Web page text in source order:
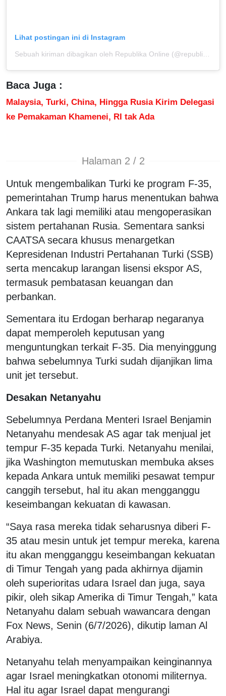
Lihat postingan ini di Instagram
Baca Juga :
Malaysia, Turki, China, Hingga Rusia Kirim Delegasi
ke Pemakaman Khamenei, RI tak Ada
Halaman 2 / 2
Untuk mengembalikan Turki ke program F-35,
pemerintahan Trump harus menentukan bahwa
Ankara tak lagi memiliki atau mengoperasikan
sistem pertahanan Rusia. Sementara sanksi
CAATSA secara khusus menargetkan
Kepresidenan Industri Pertahanan Turki (SSB)
serta mencakup larangan lisensi ekspor AS,
termasuk pembatasan keuangan dan
perbankan.
Sementara itu Erdogan berharap negaranya
dapat memperoleh keputusan yang
menguntungkan terkait F-35. Dia menyinggung
bahwa sebelumnya Turki sudah dijanjikan lima
unit jet tersebut.
Desakan Netanyahu
Sebelumnya Perdana Menteri Israel Benjamin
Netanyahu mendesak AS agar tak menjual jet
tempur F-35 kepada Turki. Netanyahu menilai,
jika Washington memutuskan membuka akses
kepada Ankara untuk memiliki pesawat tempur
canggih tersebut, hal itu akan mengganggu
keseimbangan kekuatan di kawasan.
“Saya rasa mereka tidak seharusnya diberi F-
35 atau mesin untuk jet tempur mereka, karena
itu akan mengganggu keseimbangan kekuatan
di Timur Tengah yang pada akhirnya dijamin
oleh superioritas udara Israel dan juga, saya
pikir, oleh sikap Amerika di Timur Tengah,” kata
Netanyahu dalam sebuah wawancara dengan
Fox News, Senin (6/7/2026), dikutip laman Al
Arabiya.
Netanyahu telah menyampaikan keinginannya
agar Israel meningkatkan otonomi militernya.
Hal itu agar Israel dapat mengurangi